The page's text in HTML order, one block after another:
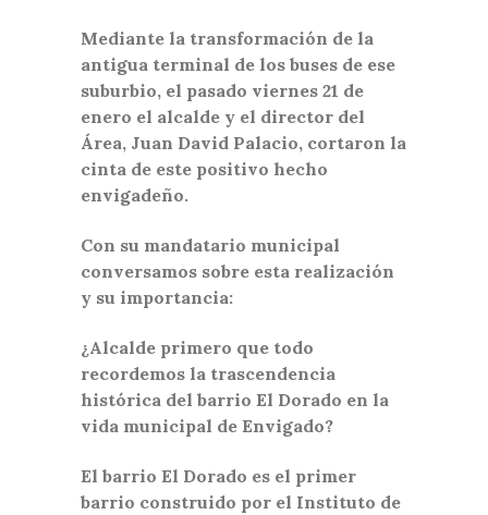
Mediante la transformación de la
antigua terminal de los buses de ese
suburbio, el pasado viernes 21 de
enero el alcalde y el director del
Área, Juan David Palacio, cortaron la
cinta de este positivo hecho
envigadeño.
Con su mandatario municipal
conversamos sobre esta realización
y su importancia:
¿Alcalde primero que todo
recordemos la trascendencia
histórica del barrio El Dorado en la
vida municipal de Envigado?
El barrio El Dorado es el primer
barrio construido por el Instituto de